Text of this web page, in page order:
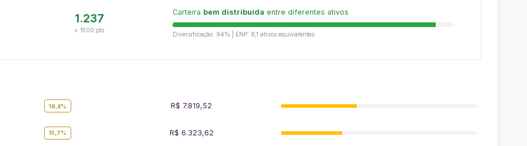
1.237
< 1500 pts
Carteira bem distribuída entre diferentes ativos
Diversificação: 94% | ENP: 8,1 ativos equivalentes
19,4% R$ 7.819,52
15,7% R$ 6.323,62